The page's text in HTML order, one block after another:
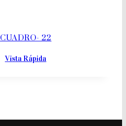
CUADRO- 22
Vista Rápida